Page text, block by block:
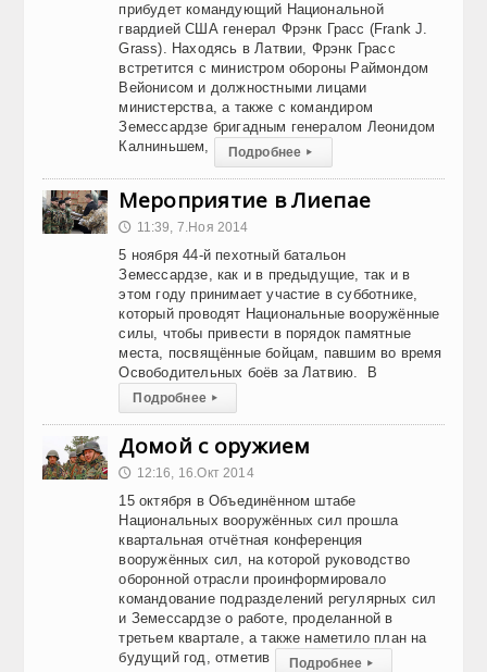
прибудет командующий Национальной
гвардией США генерал Фрэнк Грасс (Frank J.
Grass). Находясь в Латвии, Фрэнк Грасс
встретится с министром обороны Раймондом
Вейонисом и должностными лицами
министерства, а также с командиром
Земессардзе бригадным генералом Леонидом
Калниньшем,
Подробнее ▸
Мероприятие в Лиепае
🕔 11:39, 7.Ноя 2014
5 ноября 44-й пехотный батальон
Земессардзе, как и в предыдущие, так и в
этом году принимает участие в субботнике,
который проводят Национальные вооружённые
силы, чтобы привести в порядок памятные
места, посвящённые бойцам, павшим во время
Освободительных боёв за Латвию. В
Подробнее ▸
Домой с оружием
🕔 12:16, 16.Окт 2014
15 октября в Объединённом штабе
Национальных вооружённых сил прошла
квартальная отчётная конференция
вооружённых сил, на которой руководство
оборонной отрасли проинформировало
командование подразделений регулярных сил
и Земессардзе о работе, проделанной в
третьем квартале, а также наметило план на
будущий год, отметив
Подробнее ▸